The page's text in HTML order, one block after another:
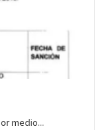
medio...